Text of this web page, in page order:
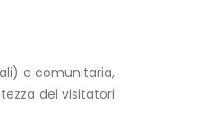
e comunitaria,
dei visitatori